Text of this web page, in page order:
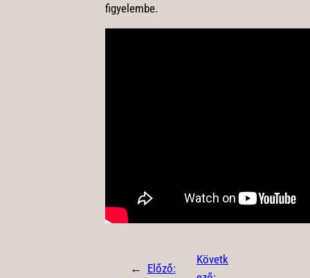
figyelembe.
← Előző:
Követk